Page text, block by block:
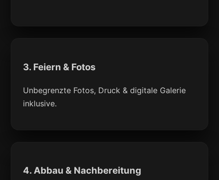
3. Feiern & Fotos
Unbegrenzte Fotos, Druck & digitale Galerie
inklusive.
4. Abbau & Nachbereitung